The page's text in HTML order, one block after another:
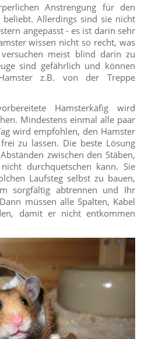
Anstrengung für den
beliebt. Allerdings sind sie nicht
angepasst - es ist darin sehr
wissen nicht so recht, was
meist blind darin zu
sind gefährlich und können
z.B. von der Treppe
Hamsterkäfig wird
Mindestens einmal alle paar
wird empfohlen, den Hamster
zu lassen. Die beste Lösung
zwischen den Stäben,
durchquetschen kann. Sie
Laufsteg selbst zu bauen,
sorgfältig abtrennen und Ihr
müssen alle Spalten, Kabel
damit er nicht entkommen